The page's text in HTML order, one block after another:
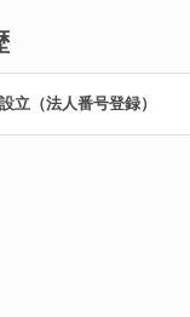
立（法人番号登録）